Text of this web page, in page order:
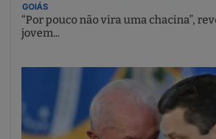
GOIÁS
“Por pouco não vira uma chacina”,
jovem...